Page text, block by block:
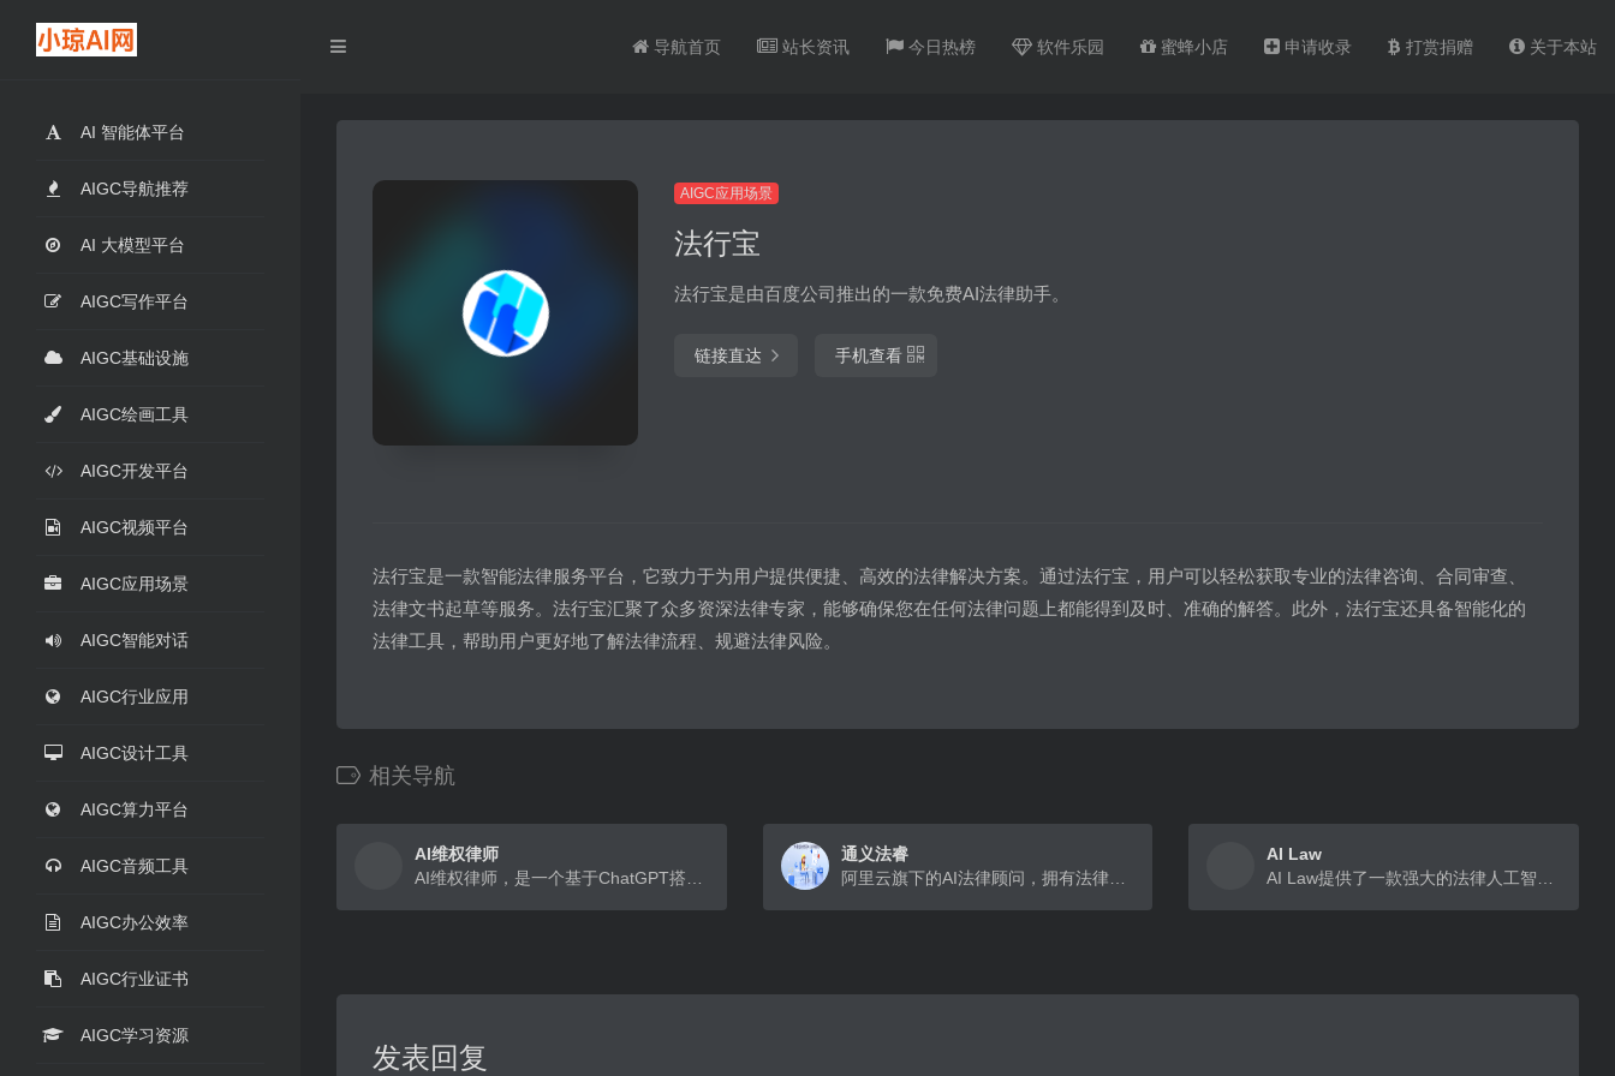
AI 智能体平台
AIGC导航推荐
AI 大模型平台
AIGC写作平台
AIGC基础设施
AIGC绘画工具
AIGC开发平台
AIGC视频平台
AIGC应用场景
AIGC智能对话
AIGC行业应用
AIGC设计工具
AIGC算力平台
AIGC音频工具
AIGC办公效率
AIGC行业证书
AIGC学习资源
导航首页 站长资讯 今日热榜 软件乐园 蜜蜂小店 申请收录 打赏捐赠 关于本站
AIGC应用场景
法行宝
法行宝是由百度公司推出的一款免费AI法律助手。
链接直达 手机查看
法行宝是一款智能法律服务平台，它致力于为用户提供便捷、高效的法律解决方案。通过法行宝，用户可以轻松获取专业的法律咨询、合同审查、
法律文书起草等服务。法行宝汇聚了众多资深法律专家，能够确保您在任何法律问题上都能得到及时、准确的解答。此外，法行宝还具备智能化的
法律工具，帮助用户更好地了解法律流程、规避法律风险。
相关导航
AI维权律师
通义法睿
阿里云旗下的AI法律顾问，拥有法律领域理解和推理能力
AI Law
发表回复